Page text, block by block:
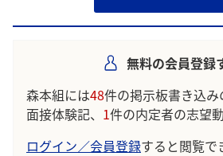
無料の会員登録
森本組には48件の掲示板書き込み
面接体験記、 1件の内定者の志望
ログイン／会員登録すると閲覧で